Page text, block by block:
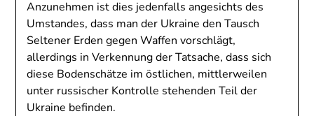
Anzunehmen ist dies jedenfalls angesichts des
Umstandes, dass man der Ukraine den Tausch
Seltener Erden gegen Waffen vorschlägt,
allerdings in Verkennung der Tatsache, dass sich
diese Bodenschätze im östlichen, mittlerweilen
unter russischer Kontrolle stehenden Teil der
Ukraine befinden.